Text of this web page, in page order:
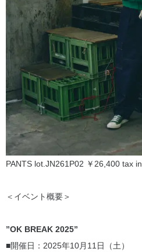
PANTS lot.JN261P02 ￥26,400 tax in
＜イベント概要＞
”OK BREAK 2025”
■開催日：2025年10月11日（土）